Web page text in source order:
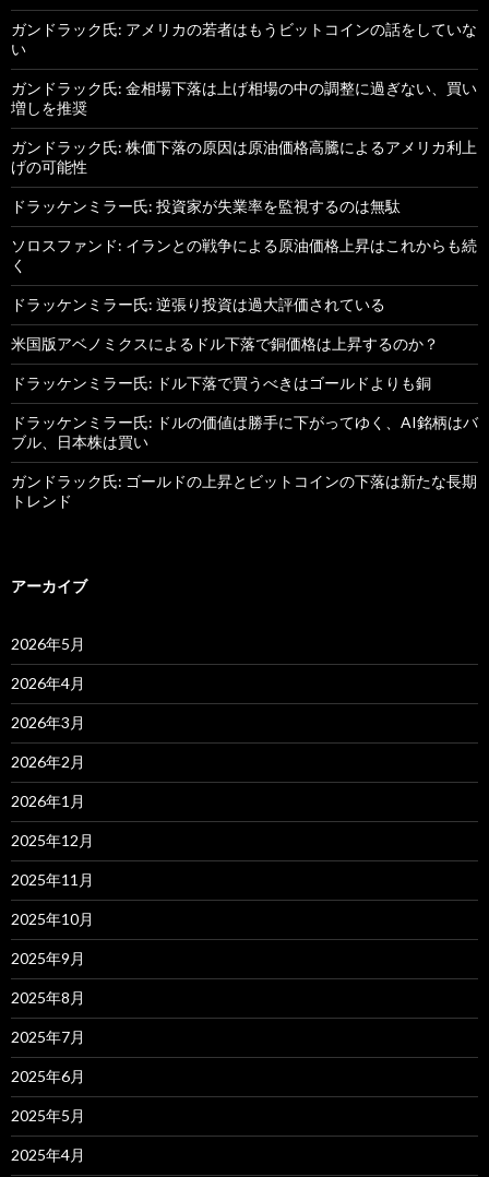
ガンドラック氏: アメリカの若者はもうビットコインの話をしていな
い
ガンドラック氏: 金相場下落は上げ相場の中の調整に過ぎない、買い
増しを推奨
ガンドラック氏: 株価下落の原因は原油価格高騰によるアメリカ利上
げの可能性
ドラッケンミラー氏: 投資家が失業率を監視するのは無駄
ソロスファンド: イランとの戦争による原油価格上昇はこれからも続
く
ドラッケンミラー氏: 逆張り投資は過大評価されている
米国版アベノミクスによるドル下落で銅価格は上昇するのか？
ドラッケンミラー氏: ドル下落で買うべきはゴールドよりも銅
ドラッケンミラー氏: ドルの価値は勝手に下がってゆく、AI銘柄はバ
ブル、日本株は買い
ガンドラック氏: ゴールドの上昇とビットコインの下落は新たな長期
トレンド
アーカイブ
2026年5月
2026年4月
2026年3月
2026年2月
2026年1月
2025年12月
2025年11月
2025年10月
2025年9月
2025年8月
2025年7月
2025年6月
2025年5月
2025年4月